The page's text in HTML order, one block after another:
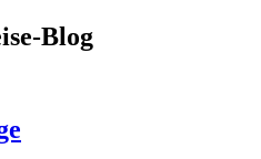
Blog